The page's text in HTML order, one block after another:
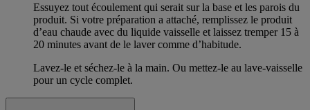
Essuyez tout écoulement qui serait sur la base et les parois du
produit. Si votre préparation a attaché, remplissez le produit
d’eau chaude avec du liquide vaisselle et laissez tremper 15 à
20 minutes avant de le laver comme d’habitude.
Lavez-le et séchez-le à la main. Ou mettez-le au lave-vaisselle
pour un cycle complet.